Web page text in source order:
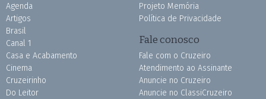
Agenda
Artigos
Brasil
Canal 1
Casa e Acabamento
Cinema
Cruzeirinho
Do Leitor
Projeto Memória
Política de Privacidade
Fale conosco
Fale com o Cruzeiro
Atendimento ao Assinante
Anuncie no Cruzeiro
Anuncie no ClassiCruzeiro